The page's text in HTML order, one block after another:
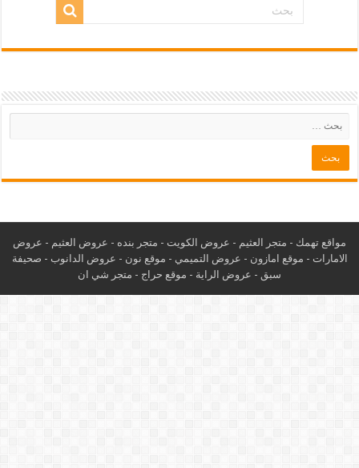
مواقع تهمك - متجر العثيم - عروض الكويت - متجر بنده - عروض العثيم - عروض
الامارات - موقع امازون - عروض التميمي - موقع نون - عروض الدانوب - صحيفة
سبق - عروض الراية - موقع حراج - متجر شي ان